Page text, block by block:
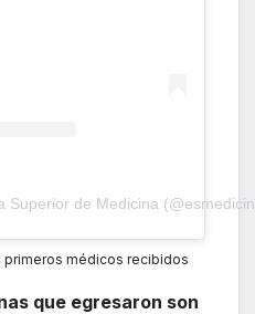
Superior de Medicina
médicos recibidos
que egresaron son